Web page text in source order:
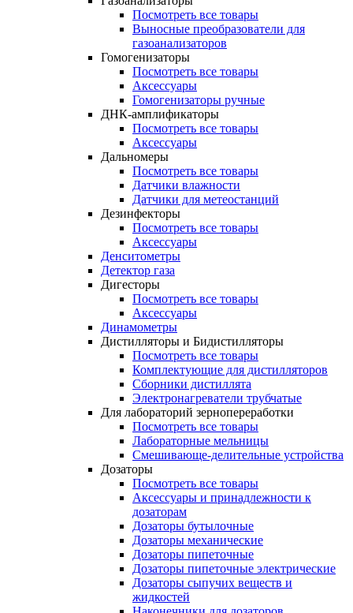
Посмотреть все товары
Выносные преобразователи для
газоанализаторов
Гомогенизаторы
Посмотреть все товары
Аксессуары
Гомогенизаторы ручные
ДНК-амплификаторы
Посмотреть все товары
Аксессуары
Дальномеры
Посмотреть все товары
Датчики влажности
Датчики для метеостанций
Дезинфекторы
Посмотреть все товары
Аксессуары
Денситометры
Детектор газа
Дигесторы
Посмотреть все товары
Аксессуары
Динамометры
Дистилляторы и Бидистилляторы
Посмотреть все товары
Комплектующие для дистилляторов
Сборники дистиллята
Электронагреватели трубчатые
Для лабораторий зернопереработки
Посмотреть все товары
Лабораторные мельницы
Смешивающе-делительные устройства
Дозаторы
Посмотреть все товары
Аксессуары и принадлежности к
дозаторам
Дозаторы бутылочные
Дозаторы механические
Дозаторы пипеточные
Дозаторы пипеточные электрические
Дозаторы сыпучих веществ и
жидкостей